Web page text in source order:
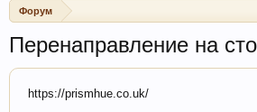
Форум
Перенаправление на
https://prismhue.co.uk/